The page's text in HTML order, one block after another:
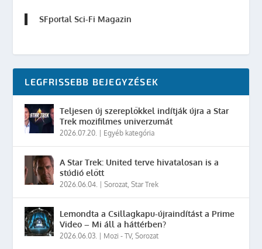
SFportal Sci-Fi Magazin
LEGFRISSEBB BEJEGYZÉSEK
Teljesen új szereplőkkel indítják újra a Star
Trek mozifilmes univerzumát
2026.07.20. Egyéb kategória
A Star Trek: United terve hivatalosan is a
stúdió előtt
2026.06.04. |Sorozat,Star Trek
Lemondta a Csillagkapu-újraindítást a Prime
Video – Mi áll a háttérben?
2026.06.03. Mozi - TV,Sorozat